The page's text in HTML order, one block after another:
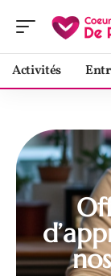
Activités